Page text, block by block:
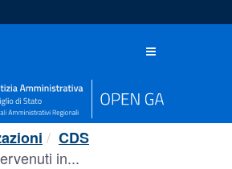
Toggle
CDS
in...